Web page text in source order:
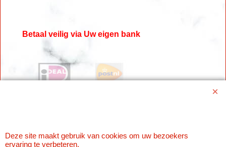
Betaal veilig via Uw eigen bank
Deze site maakt gebruik van cookies om uw bezoekers
ervaring te verbeteren.